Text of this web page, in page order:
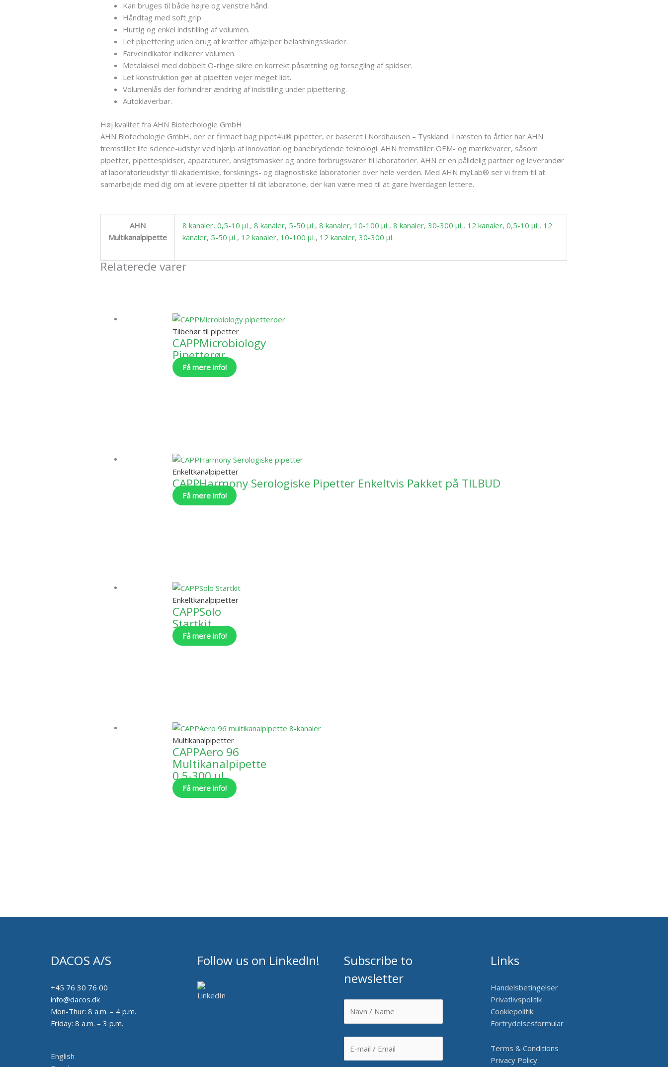
Kan bruges til både højre og venstre hånd.
Håndtag med soft grip.
Hurtig og enkel indstilling af volumen.
Let pipettering uden brug af kræfter afhjælper belastningsskader.
Farveindikator indikerer volumen.
Metalaksel med dobbelt O-ringe sikre en korrekt påsætning og forsegling af spidser.
Let konstruktion gør at pipetten vejer meget lidt.
Volumenlås der forhindrer ændring af indstilling under pipettering.
Autoklaverbar.
Høj kvalitet fra AHN Biotechologie GmbH
AHN Biotechologie GmbH, der er firmaet bag pipet4u® pipetter, er baseret i Nordhausen – Tyskland. I næsten to årtier har AHN
fremstillet life science-udstyr ved hjælp af innovation og banebrydende teknologi. AHN fremstiller OEM- og mærkevarer, såsom
pipetter, pipettespidser, apparaturer, ansigtsmasker og andre forbrugsvarer til laboratorier. AHN er en pålidelig partner og leverandør
af laboratorieudstyr til akademiske, forsknings- og diagnostiske laboratorier over hele verden. Med AHN myLab® ser vi frem til at
samarbejde med dig om at levere pipetter til dit laboratorie, der kan være med til at gøre hverdagen lettere.
AHN
Multikanalpipette
8 kanaler, 0,5-10 µL ,8 kanaler, 5-50 µL ,8 kanaler, 10-100 µL ,8 kanaler, 30-300 µL , 12 kanaler, 0,5-10 µL , 12
kanaler, 5-50 µL , 12 kanaler, 10-100 µL , 12 kanaler, 30-300 µL
Relaterede varer
Tilbehør til pipetter
CAPPMicrobiology
Pipetterør
Få mere info!
Enkeltkanalpipetter
CAPPHarmony Serologiske Pipetter Enkeltvis Pakket på TILBUD
Få mere info!
Enkeltkanalpipetter
CAPPSolo
Startkit
Få mere info!
Multikanalpipetter
CAPPAero 96
Multikanalpipette
0,5-300 ul
Få mere info!
DACOS A/S
+45 76 30 76 00
info@dacos.dk
Mon-Thur: 8 a.m. – 4 p.m.
Friday: 8 a.m. – 3 p.m.
English
Follow us on LinkedIn!
Subscribe to
newsletter
Links
Handelsbetingelser
Privatlivspolitik
Cookiepolitik
Fortrydelsesformular
Terms & Conditions
Privacy Policy